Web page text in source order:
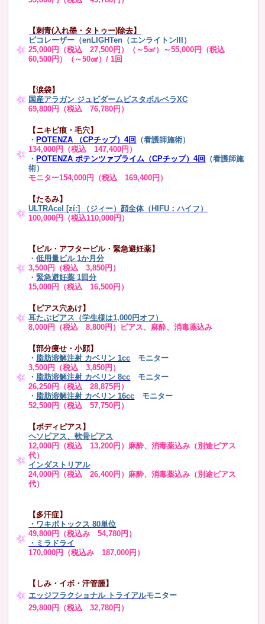
【刺青(入れ墨・タトゥー)除去】
ピコレーザー（enLIGHTen（エンライトンIII）
25,000円（税込 27,500円）（～5㎠）～55,000円（税込
60,500円）（～50㎠）/ 1回
【涙袋】
国産アラガン ジュビダームビスタボルベラXC
69,800円（税込 76,780円）
【ニキビ痕・毛穴】
・ POTENZA （CPチップ）4回
（看護師施術）
134,000円（税込 147,400円）
・ POTENZA ポテンツァプライム（CPチップ）4回
（看護師施
術）
モニター154,000円（税込 169,400円）
【たるみ】
ULTRAcel [zíː] （ジィー）顔全体（HIFU：ハイフ）
100,000円（税込110,000円）
【ピル・アフターピル・緊急避妊薬】
・低用量ピル 1か月分
3,500円（税込 3,850円）
・緊急避妊薬 1回分
15,000円（税込 16,500円）
【ピアス穴あけ】
耳たぶピアス（学生様は1,000円オフ）
8,000円（税込 8,800円）ピアス、麻酔、消毒薬込み
【部分痩せ・小顔】
・ 脂肪溶解注射 カベリン 1cc モニター
3,500円（税込 3,850円）
・ 脂肪溶解注射 カベリン 8cc モニター
26,250円（税込 28,875円）
・ 脂肪溶解注射 カベリン 16cc
モニター
52,500円（税込 57,750円）
【ボディピアス】
ヘソピアス、軟骨ピアス
12,000円（税込 13,200円）麻酔、消毒薬込み（別途ピアス
代）
インダストリアル
24,000円（税込 26,400円）麻酔、消毒薬込み（別途ピアス
代）
【多汗症】
・ ワキボトックス 80単位
49,800円（税込み 54,780円）
・ミラドライ
170,000円（税込み 187,000円）
【しみ・イボ・汗管腫】
エッジフラクショナル トライアルモニター
29,800円（税込 32,780円）